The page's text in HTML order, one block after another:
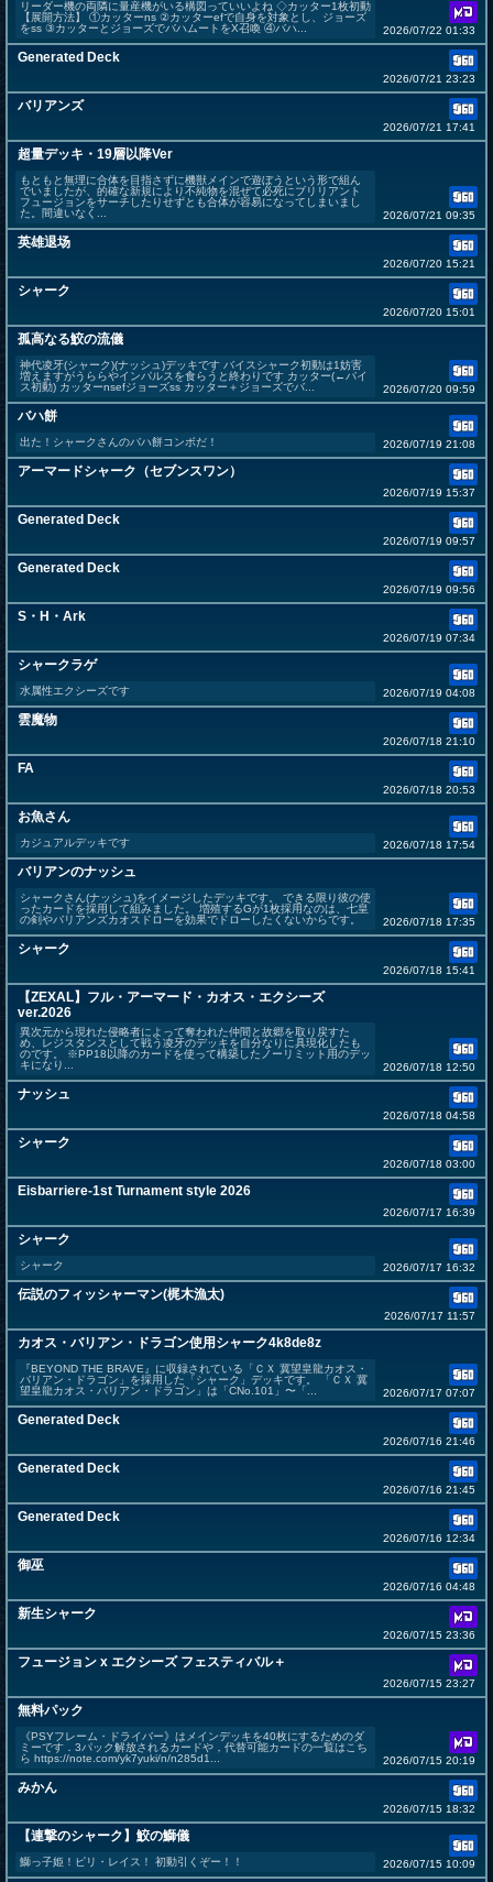
リーダー機の両隣に量産機がいる構図っていいよね ◇カッター1枚初動
【展開方法】 ①カッターns ②カッターefで自身を対象とし、ジョーズ
をss ③カッターとジョーズでバハムートをX召喚 ④バハ...
2026/07/22 01:33
Generated Deck
2026/07/21 23:23
バリアンズ
2026/07/21 17:41
超量デッキ・19層以降Ver
もともと無理に合体を目指さずに機獣メインで遊ぼうという形で組ん
でいましたが、的確な新規により不純物を混ぜて必死にブリリアント
フュージョンをサーチしたりせずとも合体が容易になってしまいまし
た。間違いなく...
2026/07/21 09:35
英雄退场
2026/07/20 15:21
シャーク
2026/07/20 15:01
孤高なる鮫の流儀
神代凌牙(シャーク)(ナッシュ)デッキです バイスシャーク初動は1妨害
増えますがうららやインパルスを食らうと終わりです カッター(←バイ
ス初動) カッターnsefジョーズss カッター＋ジョーズでバ...
2026/07/20 09:59
バハ餅
出た！シャークさんのバハ餅コンボだ！ 2026/07/19 21:08
アーマードシャーク（セブンスワン）
2026/07/19 15:37
Generated Deck
2026/07/19 09:57
Generated Deck
2026/07/19 09:56
S・H・Ark
2026/07/19 07:34
シャークラゲ
水属性エクシーズです 2026/07/19 04:08
雲魔物
2026/07/18 21:10
FA
2026/07/18 20:53
お魚さん
カジュアルデッキです 2026/07/18 17:54
バリアンのナッシュ
シャークさん(ナッシュ)をイメージしたデッキです。 できる限り彼の使
ったカードを採用して組みました。 増殖するGが1枚採用なのは、七皇
の剣やバリアンズカオスドローを効果でドローしたくないからです。
2026/07/18 17:35
シャーク
2026/07/18 15:41
【ZEXAL】フル・アーマード・カオス・エクシーズ
ver.2026
異次元から現れた侵略者によって奪われた仲間と故郷を取り戻すた
め、レジスタンスとして戦う凌牙のデッキを自分なりに具現化したも
のです。 ※PP18以降のカードを使って構築したノーリミット用のデッ
キになり...
2026/07/18 12:50
ナッシュ
2026/07/18 04:58
シャーク
2026/07/18 03:00
Eisbarriere-1st Turnament style 2026
2026/07/17 16:39
シャーク
シャーク 2026/07/17 16:32
伝説のフィッシャーマン(梶木漁太)
2026/07/17 11:57
カオス・バリアン・ドラゴン使用シャーク4k8de8z
『BEYOND THE BRAVE』に収録されている「ＣＸ 冀望皇龍カオス・
バリアン・ドラゴン」を採用した「シャーク」デッキです。 「ＣＸ 冀
望皇龍カオス・バリアン・ドラゴン」は「CNo.101」〜「...
2026/07/17 07:07
Generated Deck
2026/07/16 21:46
Generated Deck
2026/07/16 21:45
Generated Deck
2026/07/16 12:34
御巫
2026/07/16 04:48
新生シャーク
2026/07/15 23:36
フュージョン x エクシーズ フェスティバル＋
2026/07/15 23:27
無料パック
《PSYフレーム・ドライバー》はメインデッキを40枚にするためのダ
ミーです．3パック解放されるカードや，代替可能カードの一覧はこち
ら https://note.com/yk7yuki/n/n285d1...
2026/07/15 20:19
みかん
2026/07/15 18:32
【連撃のシャーク】鮫の鰤儀
鰤っ子姫！ピリ・レイス！ 初動引くぞー！！ 2026/07/15 10:09